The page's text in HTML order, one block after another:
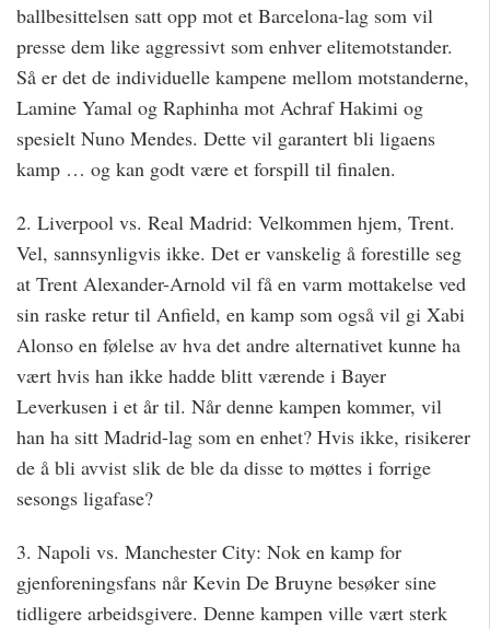
ballbesittelsen satt opp mot et Barcelona-lag som vil
presse dem like aggressivt som enhver elitemotstander.
Så er det de individuelle kampene mellom motstanderne,
Lamine Yamal og Raphinha mot Achraf Hakimi og
spesielt Nuno Mendes. Dette vil garantert bli ligaens
kamp … og kan godt være et forspill til finalen.
2. Liverpool vs. Real Madrid: Velkommen hjem, Trent.
Vel, sannsynligvis ikke. Det er vanskelig å forestille seg
at Trent Alexander-Arnold vil få en varm mottakelse ved
sin raske retur til Anfield, en kamp som også vil gi Xabi
Alonso en følelse av hva det andre alternativet kunne ha
vært hvis han ikke hadde blitt værende i Bayer
Leverkusen i et år til. Når denne kampen kommer, vil
han ha sitt Madrid-lag som en enhet? Hvis ikke, risikerer
de å bli avvist slik de ble da disse to møttes i forrige
sesongs ligafase?
3. Napoli vs. Manchester City: Nok en kamp for
gjenforeningsfans når Kevin De Bruyne besøker sine
tidligere arbeidsgivere. Denne kampen ville vært sterk